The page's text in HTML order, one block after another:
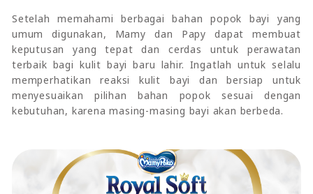
Setelah memahami berbagai bahan popok bayi yang
umum digunakan, Mamy dan Papy dapat membuat
keputusan yang tepat dan cerdas untuk perawatan
terbaik bagi kulit bayi baru lahir. Ingatlah untuk selalu
memperhatikan reaksi kulit bayi dan bersiap untuk
menyesuaikan pilihan bahan popok sesuai dengan
kebutuhan, karena masing-masing bayi akan berbeda.